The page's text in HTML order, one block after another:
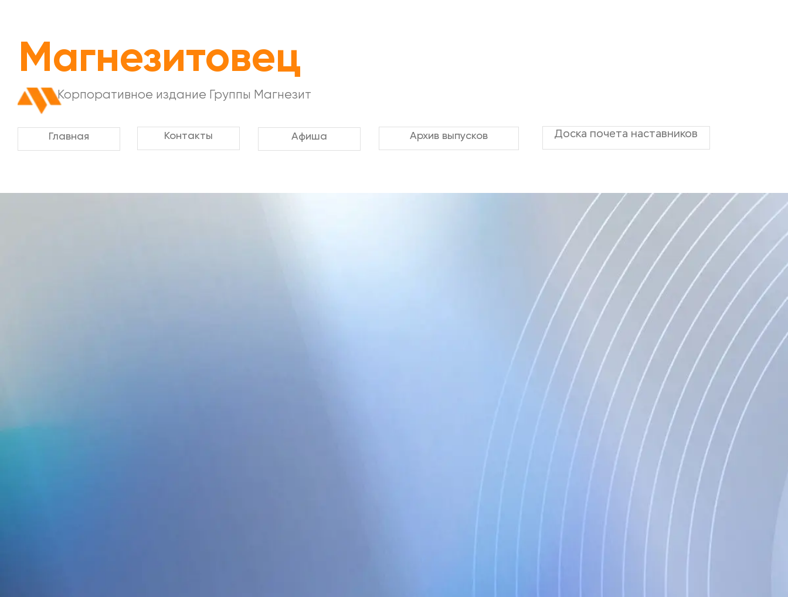
Доска почета наставников
Архив выпусков
Главная Контакты
Корпоративное издание Группы Магнезит
Афиша
Магнезитовец